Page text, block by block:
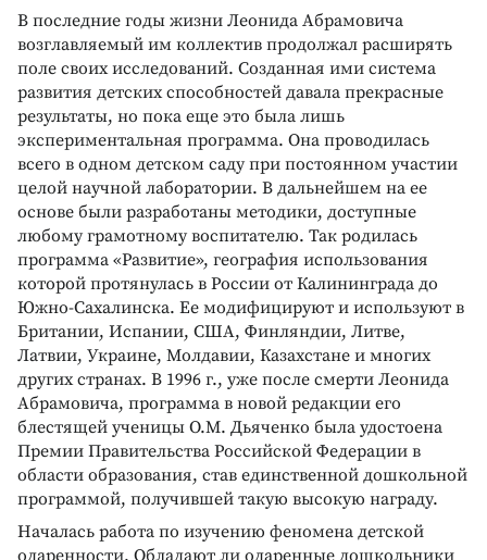
В последние годы жизни Леонида Абрамовича
возглавляемый им коллектив продолжал расширять
поле своих исследований. Созданная ими система
развития детских способностей давала прекрасные
результаты, но пока еще это была лишь
экспериментальная программа. Она проводилась
всего в одном детском саду при постоянном участии
целой научной лаборатории. В дальнейшем на ее
основе были разработаны методики, доступные
любому грамотному воспитателю. Так родилась
программа «Развитие», география использования
которой протянулась в России от Калининграда до
Южно­-Сахалинска. Ее модифицируют и используют в
Британии, Испании, США, Финляндии, Литве,
Латвии, Украине, Молдавии, Казахстане и многих
других странах. В 1996 г., уже после смерти Леонида
Абрамовича, программа в новой редакции его
блестящей ученицы О.М. Дьяченко была удостоена
Премии Правительства Российской Федерации в
области образования, став единственной дошкольной
программой, получившей такую высокую награду.
Началась работа по изучению феномена детской
одаренности. Обладают ли одаренные дошкольники